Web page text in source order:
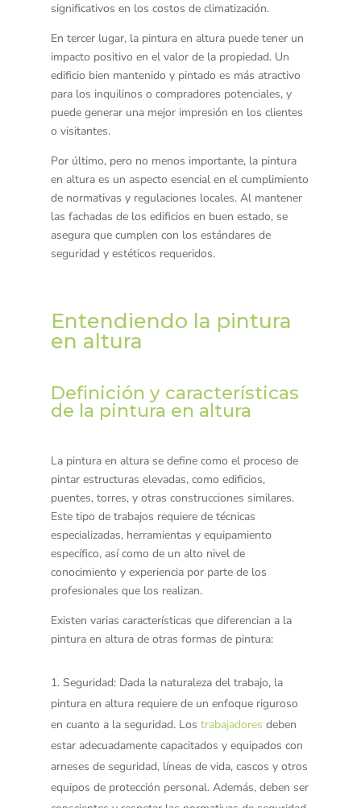
significativos en los costos de climatización.
En tercer lugar, la pintura en altura puede tener un
impacto positivo en el valor de la propiedad. Un
edificio bien mantenido y pintado es más atractivo
para los inquilinos o compradores potenciales, y
puede generar una mejor impresión en los clientes
o visitantes.
Por último, pero no menos importante, la pintura
en altura es un aspecto esencial en el cumplimiento
de normativas y regulaciones locales. Al mantener
las fachadas de los edificios en buen estado, se
asegura que cumplen con los estándares de
seguridad y estéticos requeridos.
Entendiendo la pintura
en altura
Definición y características
de la pintura en altura
La pintura en altura se define como el proceso de
pintar estructuras elevadas, como edificios,
puentes, torres, y otras construcciones similares.
Este tipo de trabajos requiere de técnicas
especializadas, herramientas y equipamiento
específico, así como de un alto nivel de
conocimiento y experiencia por parte de los
profesionales que los realizan.
Existen varias características que diferencian a la
pintura en altura de otras formas de pintura:
Seguridad: Dada la naturaleza del trabajo, la
pintura en altura requiere de un enfoque riguroso
en cuanto a la seguridad. Los trabajadores deben
estar adecuadamente capacitados y equipados con
arneses de seguridad, líneas de vida, cascos y otros
equipos de protección personal. Además, deben ser